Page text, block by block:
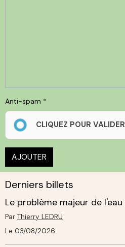
Anti-spam
CLIQUEZ POUR VALIDER
AJOUTER
Derniers billets
Le problème majeur de l'eau
Par Thierry LEDRU
Le 03/08/2026